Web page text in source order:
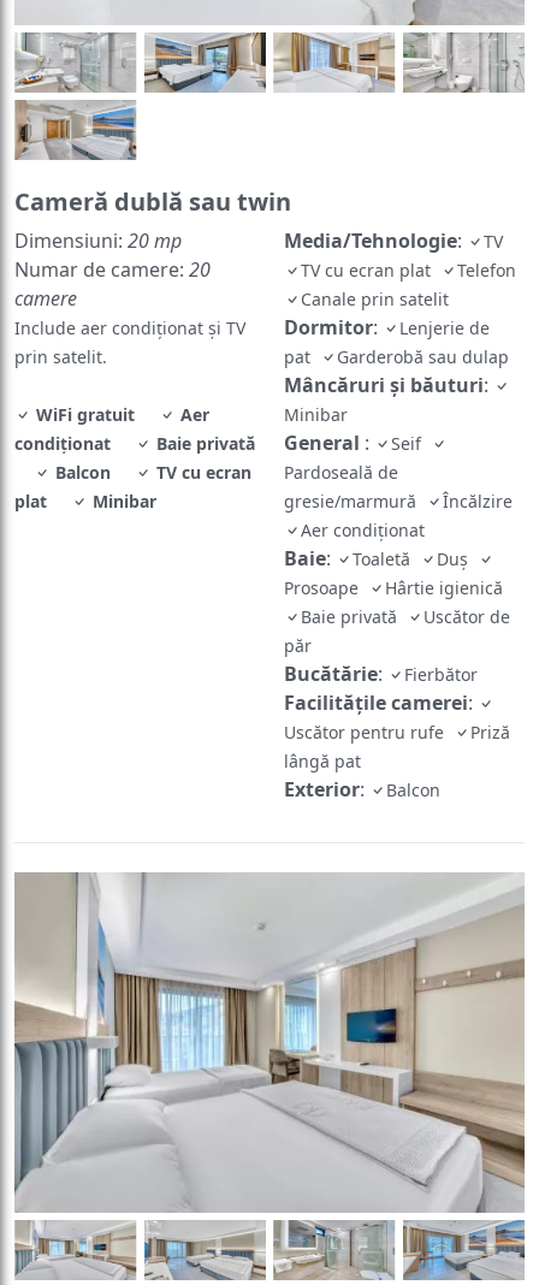
Cameră dublă sau twin
Dimensiuni: 20 mp
Numar de camere: 20
camere
Include aer condiționat și TV
prin satelit.
WiFi gratuit
Aer
condiționat
Baie privată
Balcon
TV cu ecran
plat
Minibar
Media/Tehnologie:
TV
TV cu ecran plat
Telefon
Canale prin satelit
Dormitor:
Lenjerie de
pat
Garderobă sau dulap
Mâncăruri și băuturi:
Minibar
General :
Seif
Pardoseală de
gresie/marmură
Încălzire
Aer condiționat
Baie: Toaletă
Duș
Prosoape
Hârtie igienică
Baie privată
Uscător de
păr
Bucătărie: Fierbător
Facilităţile camerei:
Uscător pentru rufe
Priză
lângă pat
Exterior: Balcon